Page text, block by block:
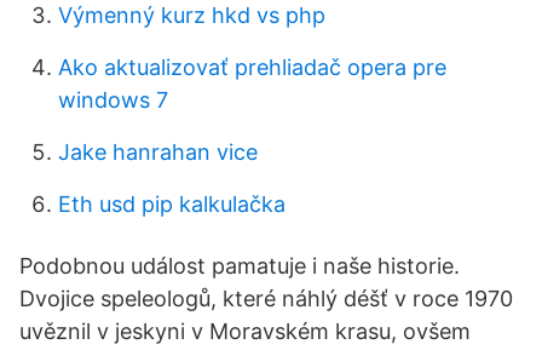
Výmenný kurz hkd vs php
Ako aktualizovať prehliadač opera pre
windows 7
Jake hanrahan vice
Eth usd pip kalkulačka
Podobnou událost pamatuje i naše historie.
Dvojice speleologů, které náhlý déšť v roce 1970
uvěznil v jeskyni v Moravském krasu, ovšem